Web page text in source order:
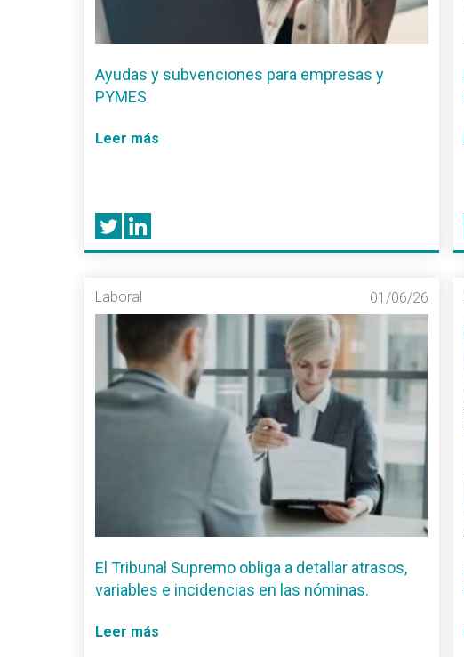
Ayudas y subvenciones para empresas y
PYMES
Leer más
Laboral 01/06/26
El Tribunal Supremo obliga a detallar atrasos,
variables e incidencias en las nóminas.
Leer más